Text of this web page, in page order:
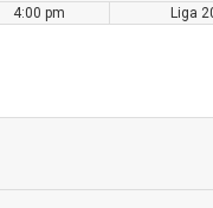
4:00 pm Liga